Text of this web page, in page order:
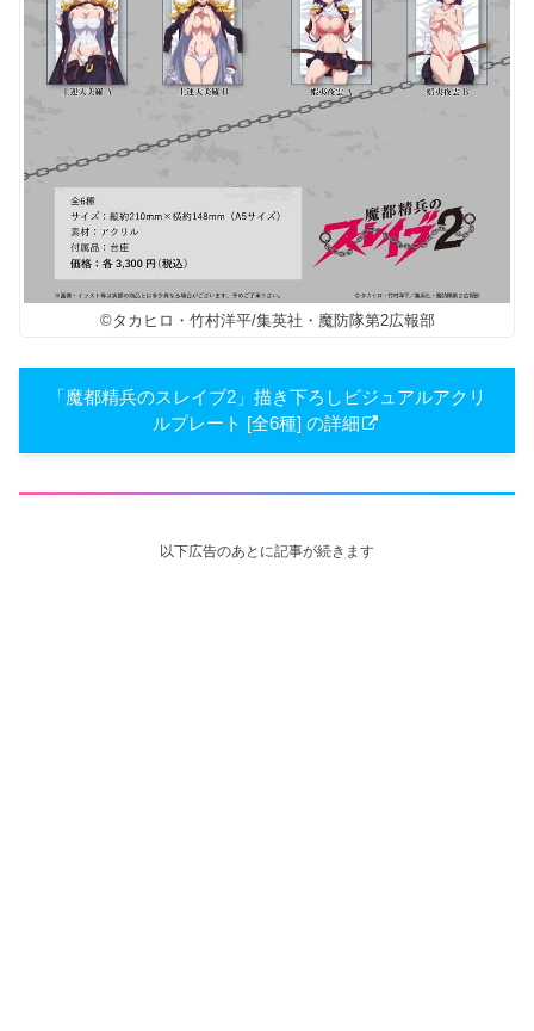
©タカヒロ・竹村洋平/集英社・魔防隊第2広報部
「魔都精兵のスレイブ2」描き下ろしビジュアルアクリ
ルプレート [全6種] の詳細
以下広告のあとに記事が続きます